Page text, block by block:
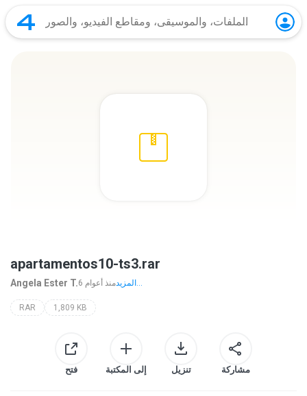
apartamentos10-ts3.rar
Angela Ester T. 6 منذ أعوام المزيد...
RAR 1,809 KB
فتح إلى المكتبة تنزيل مشاركة